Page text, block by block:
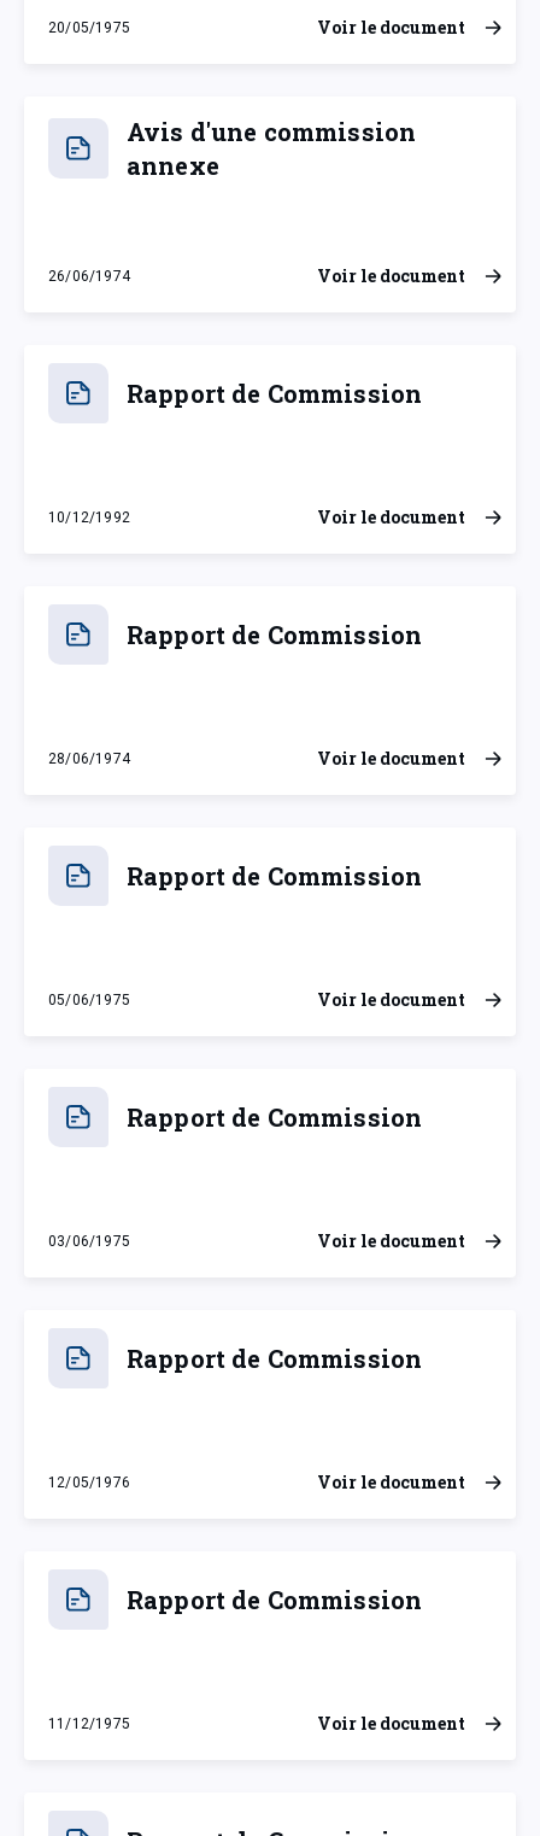
20/05/1975
mardi 20 mai 1975
Voir le document
Avis d'une commission
annexe
26/06/1974
mercredi 26 juin 1974
Voir le document
Rapport de Commission
10/12/1992
jeudi 10 décembre 1992
Voir le document
Rapport de Commission
28/06/1974
vendredi 28 juin 1974
Voir le document
Rapport de Commission
05/06/1975
jeudi 5 juin 1975
Voir le document
Rapport de Commission
03/06/1975
mardi 3 juin 1975
Voir le document
Rapport de Commission
12/05/1976
mercredi 12 mai 1976
Voir le document
Rapport de Commission
11/12/1975
jeudi 11 décembre 1975
Voir le document